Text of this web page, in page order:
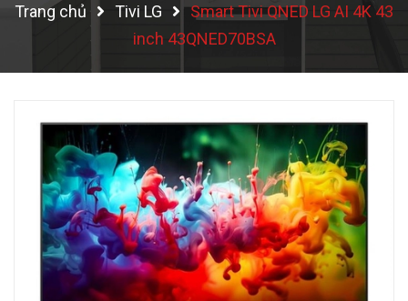
Trang chủ Tivi LG
Smart Tivi QNED LG AI 4K 43
inch 43QNED70BSA